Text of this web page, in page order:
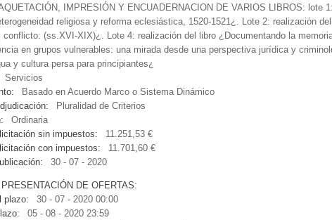
IMPRESIÓN Y ENCUADERNACION DE VARIOS LIBROS:
religiosa y reforma eclesiástica, 1520-1521¿. Lote 2: realización
conflicto: (ss.XVI-XIX)¿. Lote 4: realización del libro ¿Documentando la
en grupos vulnerables: una mirada desde una perspectiva jurídica y
y cultura persa para principiantes¿
Servicios
Basado en Acuerdo Marco o Sistema Dinámico
Pluralidad de Criterios
Ordinaria
sin impuestos
11.251,53 €
con impuestos
11.701,60 €
30 - 07 - 2020
DE OFERTAS
plazo
30 - 07 - 2020 00:00
05 - 08 - 2020 23:59